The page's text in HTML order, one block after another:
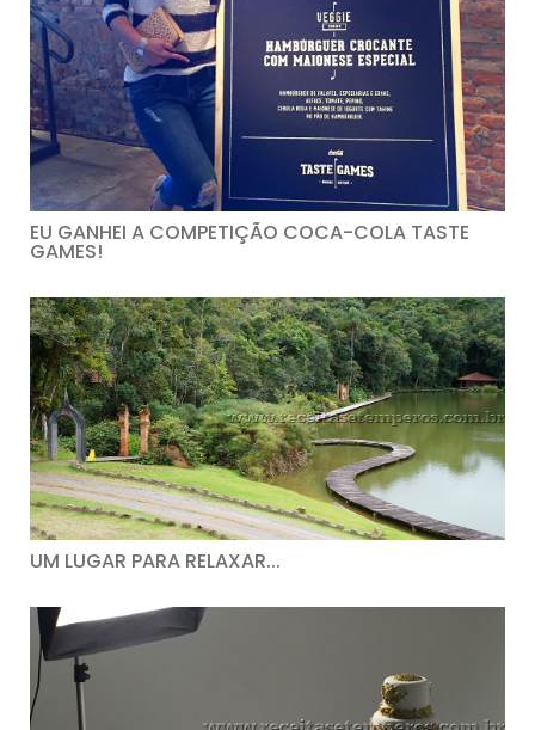
EU GANHEI A COMPETIÇÃO COCA-COLA TASTE
GAMES!
UM LUGAR PARA RELAXAR...